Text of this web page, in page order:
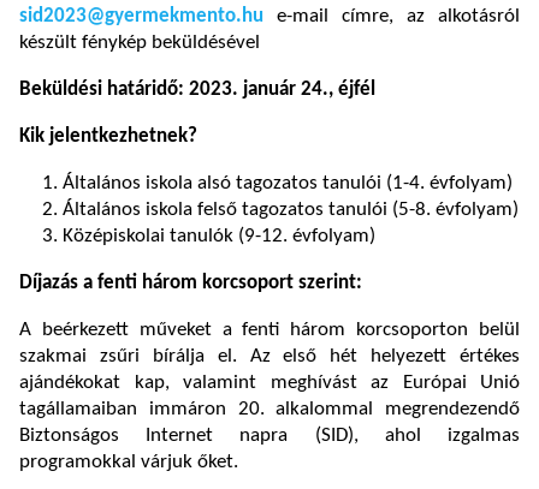
sid2023@gyermekmento.hu e-mail címre, az alkotásról
készült fénykép beküldésével
Beküldési határidő: 2023. január 24., éjfél
Kik jelentkezhetnek?
Általános iskola alsó tagozatos tanulói (1-4. évfolyam)
Általános iskola felső tagozatos tanulói (5-8. évfolyam)
Középiskolai tanulók (9-12. évfolyam)
Díjazás a fenti három korcsoport szerint:
A beérkezett műveket a fenti három korcsoporton belül
szakmai zsűri bírálja el. Az első hét helyezett értékes
ajándékokat kap, valamint meghívást az Európai Unió
tagállamaiban immáron 20. alkalommal megrendezendő
Biztonságos Internet napra (SID), ahol izgalmas
programokkal várjuk őket.